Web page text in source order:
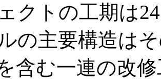
クトの工期は
の主要構造は
含む一連の改